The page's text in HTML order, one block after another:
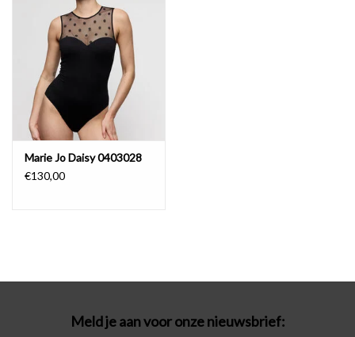
Badmode
Lingerie-accessoires
Cadeaubonnen
Marie Jo Daisy 0403028
€130,00
Meld je aan voor onze nieuwsbrief: